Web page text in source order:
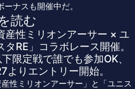
ナスも開催中だ。
読む
産性ミリオンアーサー × ユ
タRE」コラボレース開催。
限定戦で誰でも参加OK、
よりエントリー開始。
産性ミリオンアーサー」と「ユニス